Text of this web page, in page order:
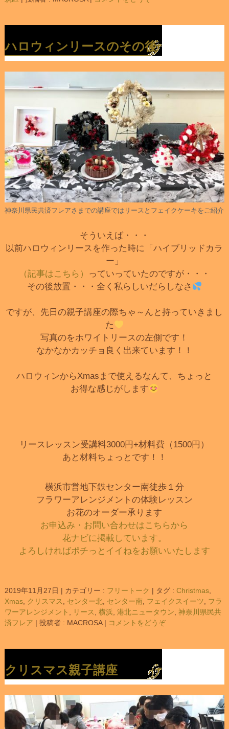
ハロウィンリースのその後
神奈川県民共済フレアさまでの講座ではリースとフェイクケーキをご紹介
そういえば・・・
以前ハロウィンリースを作った時に「ハイブリッドカラ
ー」
（記事はこちら）
っていっていたのですが・・・
その後放置・・・全く私らしいだらしなさ
ですが、先日の親子講座の際ちゃ～んと持っていきまし
た
写真のをホワイトリースの左側です！
なかなかカッチョ良く出来ています！！
ハロウィンからXmasまで使えるなんて、ちょっと
お得な感じがします
リースレッスン受講料3000円+材料費（1500円）
あと材料ちょっとです！！
横浜市営地下鉄センター南徒歩１分
フラワーアレンジメントの体験レッスン
お花のオーダー承ります
お申込み・お問い合わせはこちらから
花ナビに掲載しています。
よろしければポチっとイイねをお願いいたします
2019年11月27日 | カテゴリー : フリートーク | タグ : Christmas,
Xmas, クリスマス センター北, センター南, フェイクスイーツ
フラ
ワーアレンジメント
リース 横浜, 港北ニュータウン 神奈川県民共
済フレア | 投稿者 : MACROSA | コメントをどうぞ
クリスマス親子講座